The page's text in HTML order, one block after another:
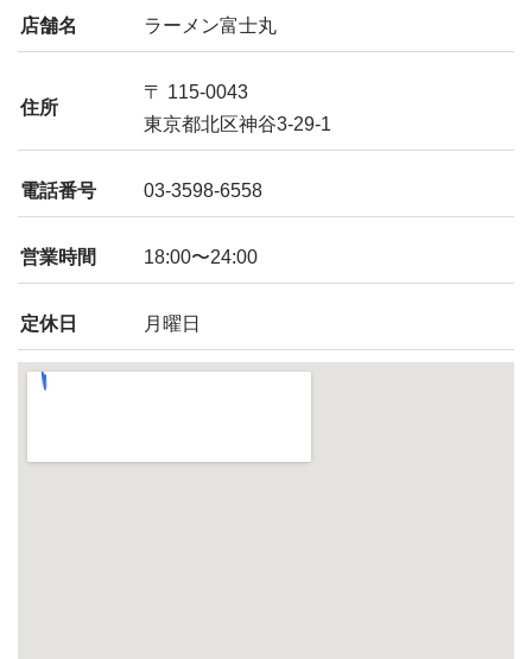
店舗名 ラーメン富士丸
住所
〒 115-0043
東京都北区神谷3-29-1
電話番号 03-3598-6558
営業時間 18:00〜24:00
定休日 月曜日